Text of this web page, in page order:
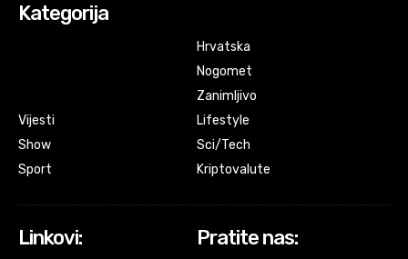
Kategorija
Vijesti
Show
Sport
Hrvatska
Nogomet
Zanimljivo
Lifestyle
Sci/Tech
Kriptovalute
Linkovi: Pratite nas: